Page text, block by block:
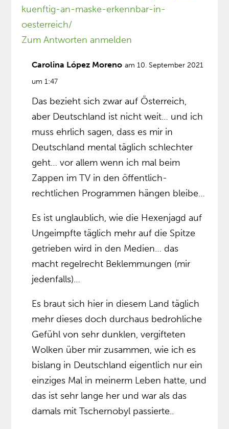
kuenftig-an-maske-erkennbar-in-
oesterreich/
Zum Antworten anmelden
Carolina López Moreno am 10. September 2021
um 1:47
Das bezieht sich zwar auf Österreich,
aber Deutschland ist nicht weit… und ich
muss ehrlich sagen, dass es mir in
Deutschland mental täglich schlechter
geht… vor allem wenn ich mal beim
Zappen im TV in den öffentlich-
rechtlichen Programmen hängen bleibe…
Es ist unglaublich, wie die Hexenjagd auf
Ungeimpfte täglich mehr auf die Spitze
getrieben wird in den Medien… das
macht regelrecht Beklemmungen (mir
jedenfalls)…
Es braut sich hier in diesem Land täglich
mehr dieses doch durchaus bedrohliche
Gefühl von sehr dunklen, vergifteten
Wolken über mir zusammen, wie ich es
bislang in Deutschland eigentlich nur ein
einziges Mal in meinerm Leben hatte, und
das ist sehr lange her und war als das
damals mit Tschernobyl passierte..